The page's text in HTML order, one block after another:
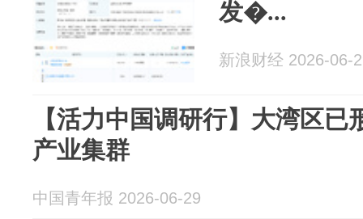
发�...
新浪财经 2026-06-
【活力中国调研行】大湾区已
产业集群
中国青年报 2026-06-29